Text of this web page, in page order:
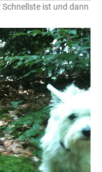
ist und dann